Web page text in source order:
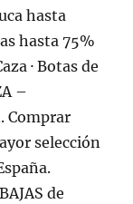
hasta
hasta 75%
· Botas de
–
Comprar
selección
de